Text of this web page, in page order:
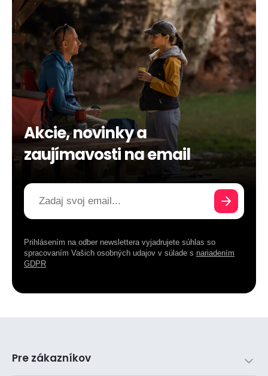
Akcie, novinky a
zaujímavosti na email
Prihlásením na odber newslettera vyjadrujete súhlas so
spracovaním Vašich osobných udajov v súlade s nariadením
GDPR
Pre zákazníkov